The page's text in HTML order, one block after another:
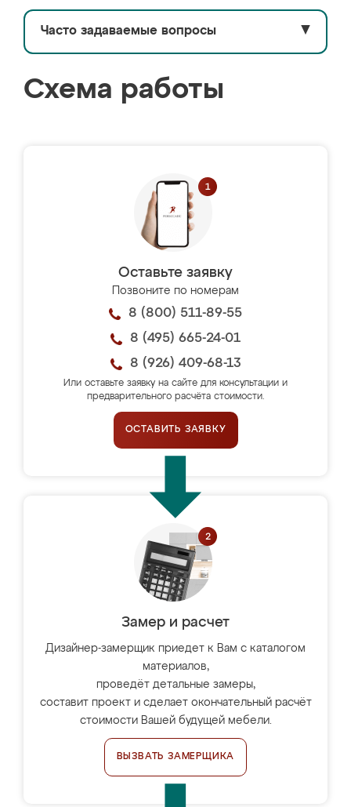
Часто задаваемые вопросы ▼
Схема работы
Оставьте заявку
Позвоните по номерам
8 (800) 511-89-55
8 (495) 665-24-01
8 (926) 409-68-13
Или оставьте заявку на сайте для консультации и
предварительного расчёта стоимости.
ОСТАВИТЬ ЗАЯВКУ
Замер и расчет
Дизайнер-замерщик приедет к Вам с каталогом
материалов,
проведёт детальные замеры,
составит проект и сделает окончательный расчёт
стоимости Вашей будущей мебели.
ВЫЗВАТЬ ЗАМЕРЩИКА